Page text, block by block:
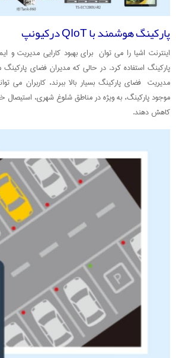
پارکینگ هوشمند با QIoT درکیونپ
اینترنت اشیا را می توان برای بهبود کارایی مدیریت و
پارکینگ استفاده کرد. در حالی که مدیران فضای پارکینگ
مدیریت فضای پارکینگ بسیار بالا ببرند، کاربران می
موجود پارکینگ، به ویژه در مناطق شلوغ شهری، استیصال
کاهش دهند.